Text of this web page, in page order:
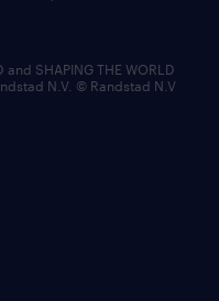
and SHAPING THE WORLD
N.V. © Randstad N.V